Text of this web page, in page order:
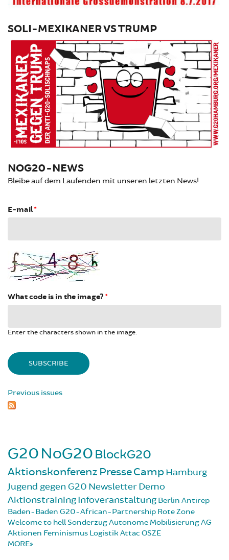
SOLI-MEXIKANER VS TRUMP
NOG20-NEWS
Bleibe auf dem Laufenden mit unseren letzten News!
E-mail*
What code is in the image? *
Enter the characters shown in the image.
Previous issues
G20NoG20 BlockG20
Aktionskonferenz PresseCampHamburg
Jugend gegen G20 NewsletterDemo
AktionstrainingInfoveranstaltung Berlin Antirep
Baden-Baden G20-African-Partnership Rote Zone
Welcome to hellSonderzugAutonome MobilisierungAG
Aktionen Feminismus Logistik Attac OSZE
MORE